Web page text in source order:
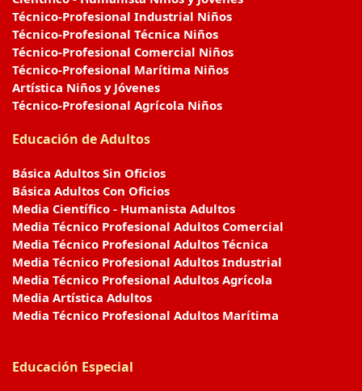
Técnico-Profesional Industrial Niños
Técnico-Profesional Técnica Niños
Técnico-Profesional Comercial Niños
Técnico-Profesional Marítima Niños
Artística Niños y Jóvenes
Técnico-Profesional Agrícola Niños
Educación de Adultos
Básica Adultos Sin Oficios
Básica Adultos Con Oficios
Media Científico - Humanista Adultos
Media Técnico Profesional Adultos Comercial
Media Técnico Profesional Adultos Técnica
Media Técnico Profesional Adultos Industrial
Media Técnico Profesional Adultos Agrícola
Media Artística Adultos
Media Técnico Profesional Adultos Marítima
Educación Especial